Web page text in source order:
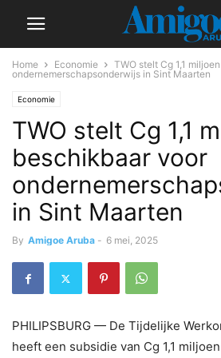
Home Economie
TWO stelt Cg 1,1
ondernemerschapsonderwijs in Sint Maarten
Economie
TWO stelt Cg 1,1
beschikbaar voor
in Sint Maarten
By Amigoe Aruba - 6 mei, 2025
PHILIPSBURG — De Tijdelijke
heeft een subsidie van Cg 1,1